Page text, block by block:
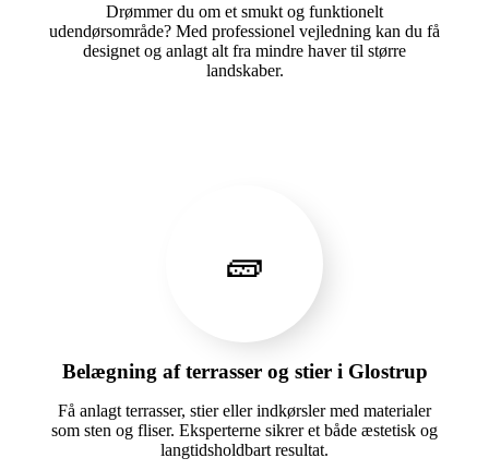
Drømmer du om et smukt og funktionelt
udendørsområde? Med professionel vejledning kan du få
designet og anlagt alt fra mindre haver til større
landskaber.
🧱
Belægning af terrasser og stier i Glostrup
Få anlagt terrasser, stier eller indkørsler med materialer
som sten og fliser. Eksperterne sikrer et både æstetisk og
langtidsholdbart resultat.